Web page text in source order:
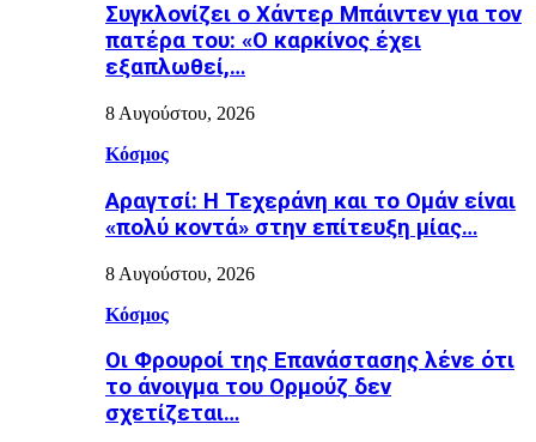
Συγκλονίζει ο Χάντερ Μπάιντεν για τον
πατέρα του: «Ο καρκίνος έχει
εξαπλωθεί,…
8 Αυγούστου, 2026
Κόσμος
Αραγτσί: Η Τεχεράνη και το Ομάν είναι
«πολύ κοντά» στην επίτευξη μίας…
8 Αυγούστου, 2026
Κόσμος
Οι Φρουροί της Επανάστασης λένε ότι
το άνοιγμα του Ορμούζ δεν
σχετίζεται…